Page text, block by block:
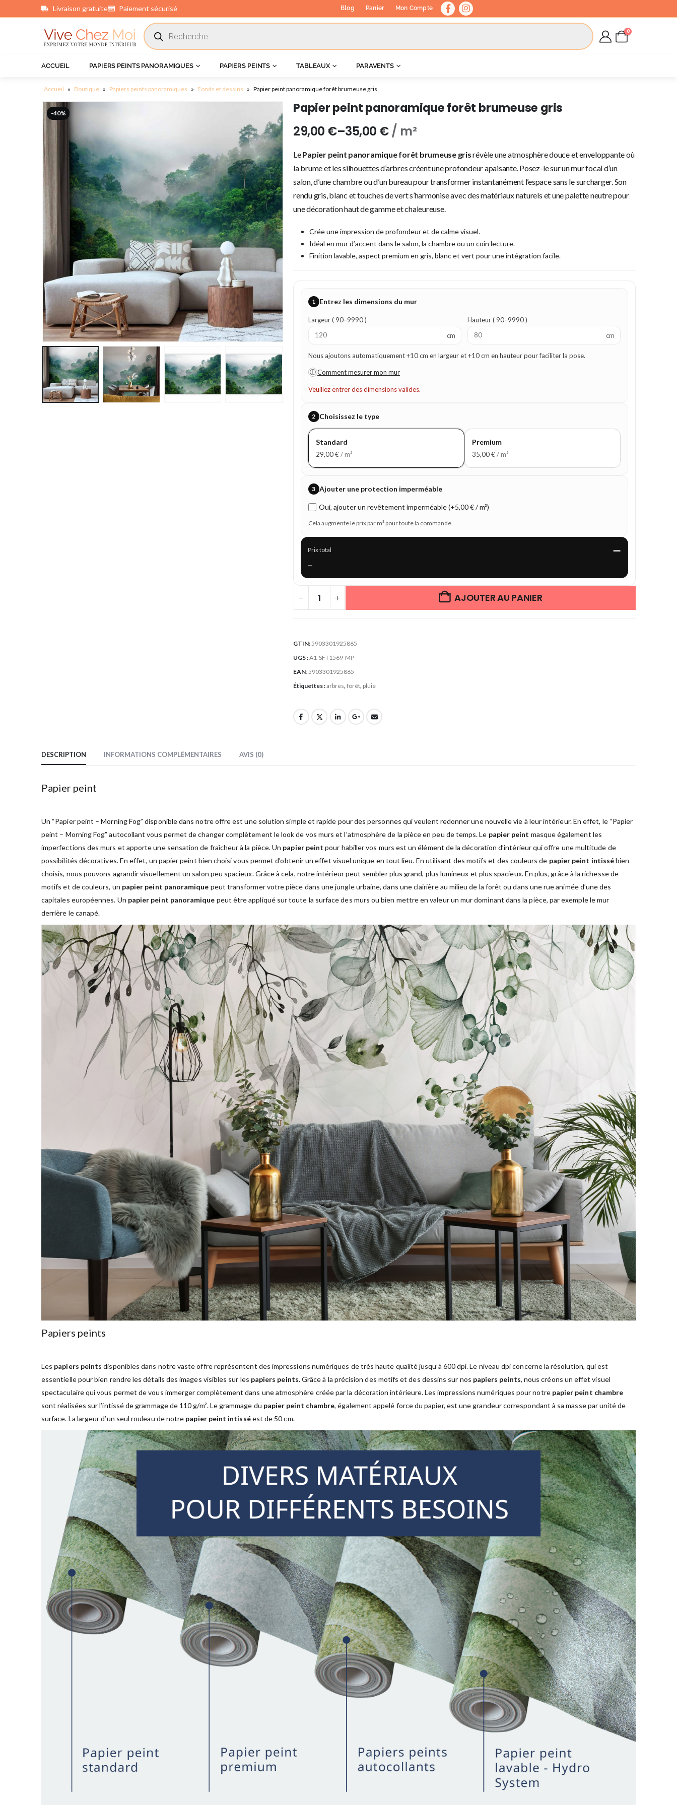
Livraison gratuite Paiement sécurisé Blog Panier Mon Compte
0
ACCUEIL PAPIERS PEINTS PANORAMIQUES PAPIERS PEINTS TABLEAUX PARAVENTS
Accueil » Boutique » Papiers peints panoramiques » Fonds et dessins » Papier peint panoramique forêt brumeuse gris
-40% Papier peint panoramique forêt brumeuse gris
29,00 €–35,00 €/ m²
LePapier peint panoramique forêt brumeuse grisrévèle une atmosphère douce et enveloppante où
la brume et les silhouettes d’arbres créent une profondeur apaisante. Posez-le sur un mur focal d’un
salon, d’une chambre ou d’un bureau pour transformer instantanément l’espace sans le surcharger. Son
rendu gris, blanc et touches de vert s’harmonise avec des matériaux naturels et une palette neutre pour
une décoration haut de gamme et chaleureuse.
Crée une impression de profondeur et de calme visuel.
Idéal en mur d’accent dans le salon, la chambre ou un coin lecture.
Finition lavable, aspect premium en gris, blanc et vert pour une intégration facile.
1 Entrez les dimensions du mur
Largeur ( 90–9990 )
cm
Hauteur ( 90–9990 )
cm
Nous ajoutons automatiquement +10 cm en largeur et +10 cm en hauteur pour faciliter la pose.
ⓘ Comment mesurer mon mur
Veuillez entrer des dimensions valides.
2 Choisissez le type
Standard
29,00€/ m²
Premium
35,00€/ m²
3 Ajouter une protection imperméable
Oui, ajouter un revêtement imperméable (+5,00 € / m²)
Cela augmente le prix par m² pour toute la commande.
Prix total —
—
AJOUTER AU PANIER
GTIN: 5903301925865
UGS :A1-SFT1569-MP
EAN: 5903301925865
Étiquettes :arbres forêt, pluie
DESCRIPTION INFORMATIONS COMPLÉMENTAIRES AVIS (0)
Papier peint
Un “Papier peint – Morning Fog” disponible dans notre offre est une solution simple et rapide pour des personnes qui veulent redonner une nouvelle vie à leur intérieur. En effet, le “Papier
peint – Morning Fog” autocollant vous permet de changer complètement le look de vos murs et l’atmosphère de la pièce en peu de temps. Le papier peint masque également les
imperfections des murs et apporte une sensation de fraîcheur à la pièce. Un papier peint pour habiller vos murs est un élément de la décoration d’intérieur qui offre une multitude de
possibilités décoratives. En effet, un papier peint bien choisi vous permet d’obtenir un effet visuel unique en tout lieu. En utilisant des motifs et des couleurs de papier peint intissébien
choisis, nous pouvons agrandir visuellement un salon peu spacieux. Grâce à cela, notre intérieur peut sembler plus grand, plus lumineux et plus spacieux. En plus, grâce à la richesse de
motifs et de couleurs, un papier peint panoramique peut transformer votre pièce dans une jungle urbaine, dans une clairière au milieu de la forêt ou dans une rue animée d’une des
capitales européennes. Un papier peint panoramique peut être appliqué sur toute la surface des murs ou bien mettre en valeur un mur dominant dans la pièce, par exemple le mur
derrière le canapé.
Papiers peints
Les papiers peints disponibles dans notre vaste offre représentent des impressions numériques de très haute qualité jusqu’à 600 dpi. Le niveau dpi concerne la résolution, qui est
essentielle pour bien rendre les détails des images visibles sur les papiers peints. Grâce à la précision des motifs et des dessins sur nos papiers peints, nous créons un effet visuel
spectaculaire qui vous permet de vous immerger complètement dans une atmosphère créée par la décoration intérieure. Les impressions numériques pour notre papier peint chambre
sont réalisées sur l’intissé de grammage de 110 g/m². Le grammage du papier peint chambre, également appelé force du papier, est une grandeur correspondant à sa masse par unité de
surface. La largeur d’un seul rouleau de notre papier peint intisséest de 50 cm.